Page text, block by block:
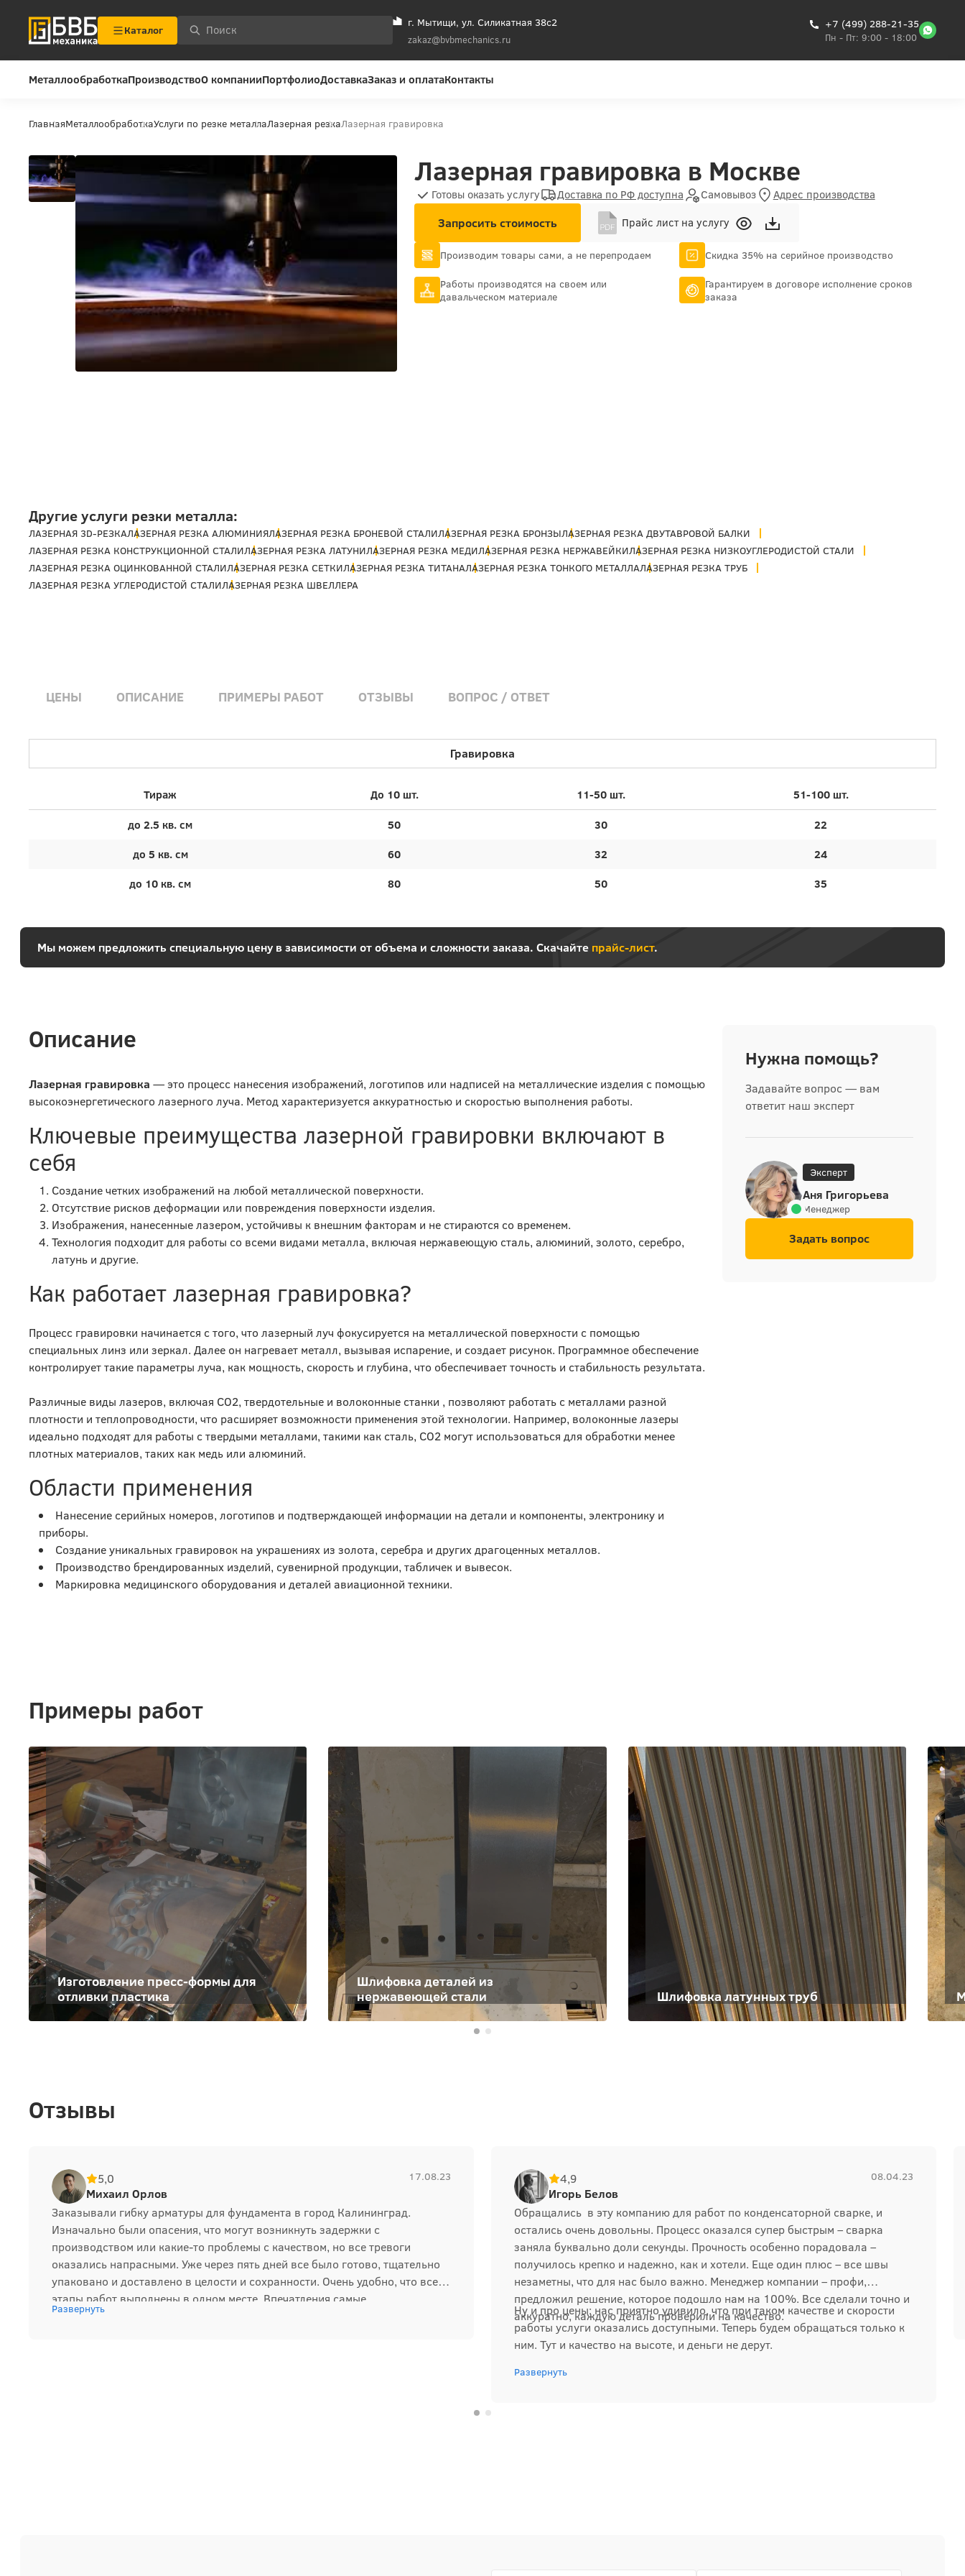
Каталог
г. Мытищи, ул. Силикатная 38с2
zakaz@bvbmechanics.ru
+7 (499) 288-21-35
Пн - Пт: 9:00 - 18:00
МеталлообработкаПроизводствоО компанииПортфолиоДоставкаЗаказ и оплатаКонтакты
ГлавнаяМеталлообработкаУслуги по резке металлаЛазерная резкаЛазерная гравировка
Лазерная гравировка в Москве
Готовы оказать услугу Доставка по РФ доступна Самовывоз Адрес производства
Запросить стоимость Прайс лист на услугу
Производим товары сами, а не перепродаем
Скидка 35% на серийное производство
Работы производятся на своем или
давальческом материале
Гарантируем в договоре исполнение сроков
заказа
Другие услуги резки металла:
ЛАЗЕРНАЯ 3D-РЕЗКАЛАЗЕРНАЯ РЕЗКА АЛЮМИНИЯЛАЗЕРНАЯ РЕЗКА БРОНЕВОЙ СТАЛИЛАЗЕРНАЯ РЕЗКА БРОНЗЫЛАЗЕРНАЯ РЕЗКА ДВУТАВРОВОЙ БАЛКИ
ЛАЗЕРНАЯ РЕЗКА КОНСТРУКЦИОННОЙ СТАЛИЛАЗЕРНАЯ РЕЗКА ЛАТУНИЛАЗЕРНАЯ РЕЗКА МЕДИЛАЗЕРНАЯ РЕЗКА НЕРЖАВЕЙКИЛАЗЕРНАЯ РЕЗКА НИЗКОУГЛЕРОДИСТОЙ СТАЛИ
ЛАЗЕРНАЯ РЕЗКА ОЦИНКОВАННОЙ СТАЛИЛАЗЕРНАЯ РЕЗКА СЕТКИЛАЗЕРНАЯ РЕЗКА ТИТАНАЛАЗЕРНАЯ РЕЗКА ТОНКОГО МЕТАЛЛАЛАЗЕРНАЯ РЕЗКА ТРУБ
ЛАЗЕРНАЯ РЕЗКА УГЛЕРОДИСТОЙ СТАЛИЛАЗЕРНАЯ РЕЗКА ШВЕЛЛЕРА
ЦЕНЫ ОПИСАНИЕ ПРИМЕРЫ РАБОТ ОТЗЫВЫ ВОПРОС / ОТВЕТ
Гравировка
Тираж До 10 шт. 11-50 шт.
51-100 шт.
до 2.5 кв. см
50 30
22
до 5 кв. см
60 32
24
до 10 кв. см
80 50 35
Мы можем предложить специальную цену в зависимости от объема и сложности заказа. Скачайте прайс-лист.
Описание
Лазерная гравировка — это процесс нанесения изображений, логотипов или надписей на металлические изделия с помощью
высокоэнергетического лазерного луча. Метод характеризуется аккуратностью и скоростью выполнения работы.
Ключевые преимущества лазерной гравировки включают в
себя
Создание четких изображений на любой металлической поверхности.
Отсутствие рисков деформации или повреждения поверхности изделия.
Изображения, нанесенные лазером, устойчивы к внешним факторам и не стираются со временем.
Технология подходит для работы со всеми видами металла, включая нержавеющую сталь, алюминий, золото, серебро,
латунь и другие.
Как работает лазерная гравировка?
Процесс гравировки начинается с того, что лазерный луч фокусируется на металлической поверхности с помощью
специальных линз или зеркал. Далее он нагревает металл, вызывая испарение, и создает рисунок. Программное обеспечение
контролирует такие параметры луча, как мощность, скорость и глубина, что обеспечивает точность и стабильность результата.
Различные виды лазеров, включая СО2, твердотельные и волоконные станки , позволяют работать с металлами разной
плотности и теплопроводности, что расширяет возможности применения этой технологии. Например, волоконные лазеры
идеально подходят для работы с твердыми металлами, такими как сталь, СО2 могут использоваться для обработки менее
плотных материалов, таких как медь или алюминий.
Области применения
Нанесение серийных номеров, логотипов и подтверждающей информации на детали и компоненты, электронику и
приборы.
Создание уникальных гравировок на украшениях из золота, серебра и других драгоценных металлов.
Производство брендированных изделий, сувенирной продукции, табличек и вывесок.
Маркировка медицинского оборудования и деталей авиационной техники.
Нужна помощь?
Задавайте вопрос — вам
ответит наш эксперт
Эксперт
Аня Григорьева
Менеджер
Задать вопрос
Примеры работ
Изготовление пресс-формы для
отливки пластика
Шлифовка деталей из
нержавеющей стали
Шлифовка латунных труб
Отзывы
5,0
Михаил Орлов
17.08.23
Заказывали гибку арматуры для фундамента в город Калининград.
Изначально были опасения, что могут возникнуть задержки с
производством или какие-то проблемы с качеством, но все тревоги
оказались напрасными. Уже через пять дней все было готово, тщательно
упаковано и доставлено в целости и сохранности. Очень удобно, что все
этапы работ выполнены в одном месте. Впечатления самые
положительные, и в будущем обязательно снова обратимся.
Развернуть
4,9
Игорь Белов
08.04.23
Обращались в эту компанию для работ по конденсаторной сварке, и
остались очень довольны. Процесс оказался супер быстрым – сварка
заняла буквально доли секунды. Прочность особенно порадовала –
получилось крепко и надежно, как и хотели. Еще один плюс – все швы
незаметны, что для нас было важно. Менеджер компании – профи,
предложил решение, которое подошло нам на 100%. Все сделали точно и
аккуратно, каждую деталь проверили на качество.
Ну и про цены: нас приятно удивило, что при таком качестве и скорости
работы услуги оказались доступными. Теперь будем обращаться только к
ним. Тут и качество на высоте, и деньги не дерут.
Развернуть